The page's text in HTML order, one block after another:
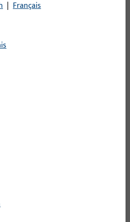
da biste dobili informacije o
| Français